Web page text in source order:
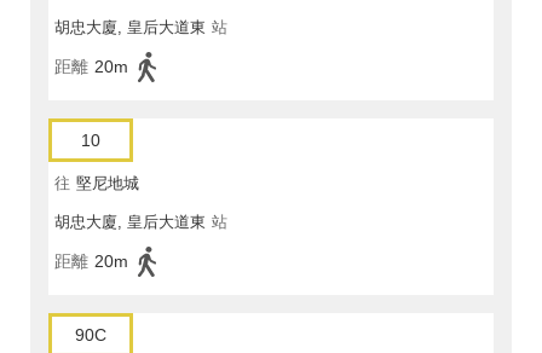
胡忠大廈, 皇后大道東 站
距離 20m
10
往 堅尼地城
胡忠大廈, 皇后大道東 站
距離 20m
90C